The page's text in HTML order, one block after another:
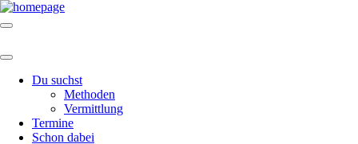
Du suchst
Methoden
Vermittlung
Termine
Schon dabei